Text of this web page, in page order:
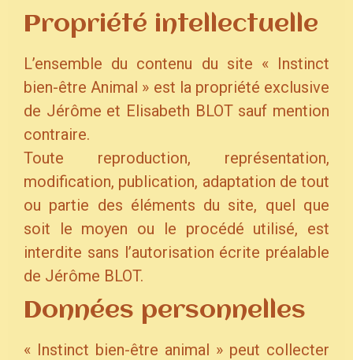
Propriété intellectuelle
L’ensemble du contenu du site « Instinct
bien-être Animal » est la propriété exclusive
de Jérôme et Elisabeth BLOT sauf mention
contraire.
Toute reproduction, représentation,
modification, publication, adaptation de tout
ou partie des éléments du site, quel que
soit le moyen ou le procédé utilisé, est
interdite sans l’autorisation écrite préalable
de Jérôme BLOT.
Données personnelles
« Instinct bien-être animal » peut collecter